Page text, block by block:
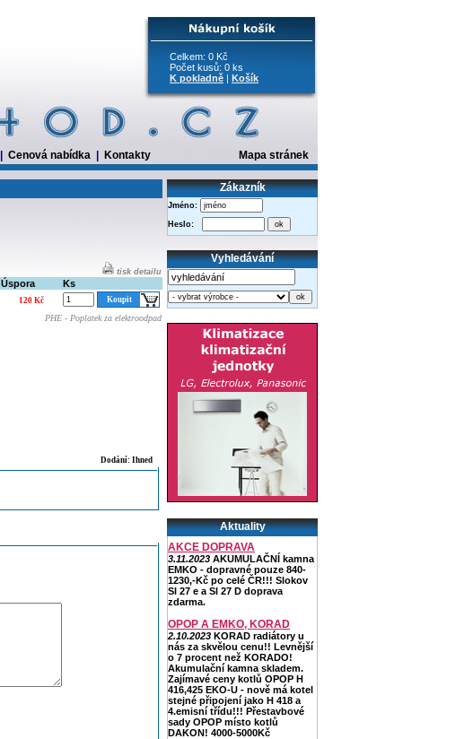
Celkem: 0 Kč
Počet kusů: 0 ks
K pokladně | Košík
Cenová nabídka Kontakty Mapa stránek
tisk detailu
Úspora
Ks
120 Kč
PHE - Poplatek za elektroodpad
Dodání: Ihned
Zákazník
Jméno:
Heslo:
Vyhledávání
Aktuality
AKCE DOPRAVA
3.11.2023 AKUMULAČNÍ kamna
EMKO - dopravné pouze 840-
1230,-Kč po celé ČR!!! Slokov
Sl 27 e a Sl 27 D doprava
zdarma.
OPOP A EMKO, KORAD
2.10.2023 KORAD radiátory u
nás za skvělou cenu!! Levnější
o 7 procent než KORADO!
Akumulační kamna skladem.
Zajímavé ceny kotlů OPOP H
416,425 EKO-U - nově má kotel
stejné připojení jako H 418 a
4.emisní třídu!!! Přestavbové
sady OPOP místo kotlů
DAKON! 4000-5000Kč